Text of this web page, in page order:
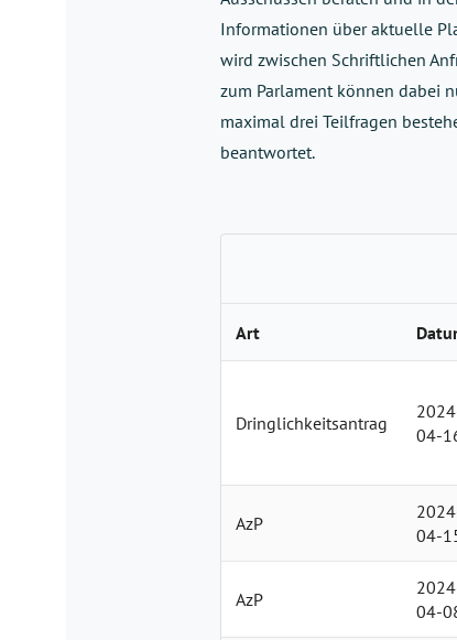
Informationen über aktuelle
wird zwischen Schriftlichen
zum Parlament können dabei
maximal drei Teilfragen
beantwortet.
Art
Dringlichkeitsantrag
04-
AzP
04-
AzP
04-